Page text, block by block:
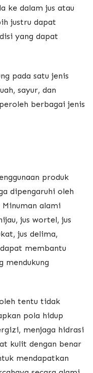
ke dalam jus atau
justru dapat
yang dapat
pada satu jenis
sayur, dan
berbagai jenis
produk
dipengaruhi oleh
alami
jus wortel, jus
jus delima,
membantu
mendukung
tentu tidak
pola hidup
menjaga hidrasi
kulit dengan benar
mendapatkan